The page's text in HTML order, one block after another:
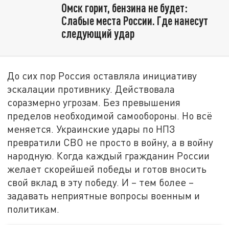
Омск горит, бензина не будет:
Слабые места России. Где нанесут
следующий удар
До сих пор Россия оставляла инициативу
эскалации противнику. Действовала
соразмерно угрозам. Без превышения
пределов необходимой самообороны. Но всё
меняется. Украинские удары по НПЗ
превратили СВО не просто в войну, а в войну
народную. Когда каждый гражданин России
желает скорейшей победы и готов вносить
свой вклад в эту победу. И – тем более –
задавать неприятные вопросы военным и
политикам.